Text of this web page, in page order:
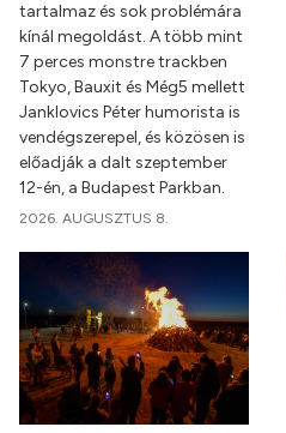
tartalmaz és sok problémára
kínál megoldást. A több mint
7 perces monstre trackben
Tokyo, Bauxit és Még5 mellett
Janklovics Péter humorista is
vendégszerepel, és közösen is
előadják a dalt szeptember
12-én, a Budapest Parkban.
2026. AUGUSZTUS 8.